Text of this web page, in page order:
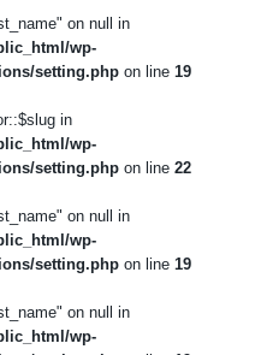
on null in
wp-
setting.php on line 19
in
wp-
setting.php on line 22
on null in
wp-
setting.php on line 19
on null in
wp-